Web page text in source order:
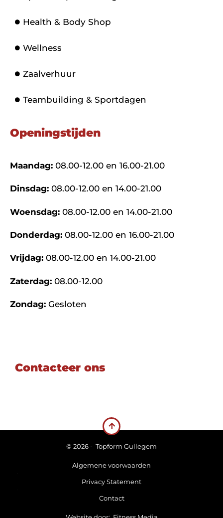
Health & Body Shop
Wellness
Zaalverhuur
Teambuilding & Sportdagen
Openingstijden
Maandag: 08.00-12.00 en 16.00-21.00
Dinsdag: 08.00-12.00 en 14.00-21.00
Woensdag: 08.00-12.00 en 14.00-21.00
Donderdag: 08.00-12.00 en 16.00-21.00
Vrijdag: 08.00-12.00 en 14.00-21.00
Zaterdag: 08.00-12.00
Zondag: Gesloten
Contacteer ons
© 2026 - Topform Gullegem
Algemene voorwaarden
Privacy Statement
Contact